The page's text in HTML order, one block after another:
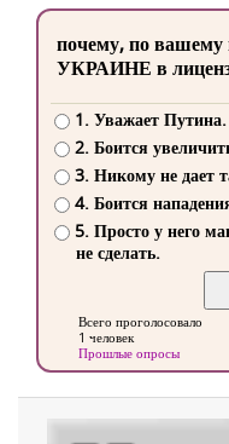
почему, по
УКРАИНЕ в
1. Уважает Путина.
2. Боится
3. Никому не дает
4. Боится
5. Просто у него
не сделать.
Всего проголосовало
1 человек
Прошлые опросы